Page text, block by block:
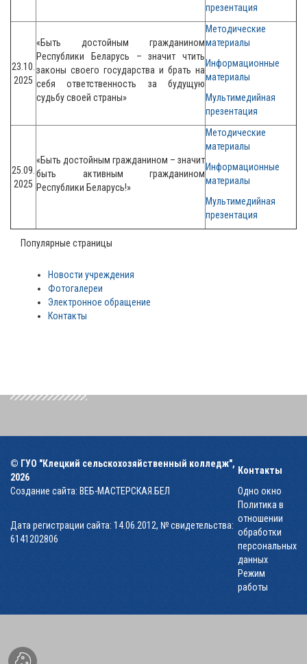
презентация
23.10.
2025
«Быть достойным гражданином
Республики Беларусь – значит чтить
законы своего государства и брать на
себя ответственность за будущую
судьбу своей страны»
Методические
материалы
Информационные
материалы
Мультимедийная
презентация
25.09.
2025
«Быть достойным гражданином – значит
быть активным гражданином
Республики Беларусь!»
Методические
материалы
Информационные
материалы
Мультимедийная
презентация
Популярные страницы
Новости учреждения
Фотогалереи
Электронное обращение
Контакты
© ГУО "Клецкий сельскохозяйственный колледж",
2026
Контакты
Создание сайта: ВЕБ-МАСТЕРСКАЯ.БЕЛ Одно окно
Дата регистрации сайта: 14.06.2012, № свидетельства:
6141202806
Политика в
отношении
обработки
персональных
данных
Режим
работы